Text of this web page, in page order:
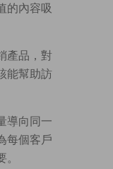
的內容吸
產品，對
能幫助訪
導向同一
每個客戶